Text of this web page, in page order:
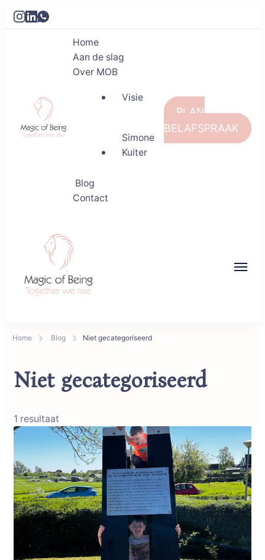
Magic of Being
Home
Aan de slag
Over MOB
Visie
Simone
Kuiter
Blog
Contact
PLAN
BELAFSPRAAK
Home Blog Niet gecategoriseerd
Niet gecategoriseerd
1 resultaat